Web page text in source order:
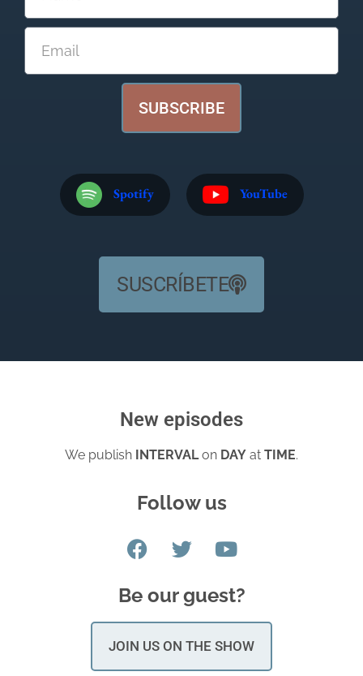
SUBSCRIBE
Spotify YouTube
SUSCRÍBETE
New episodes
We publish INTERVALon DAY at TIME.
Follow us
Be our guest?
JOIN US ON THE SHOW